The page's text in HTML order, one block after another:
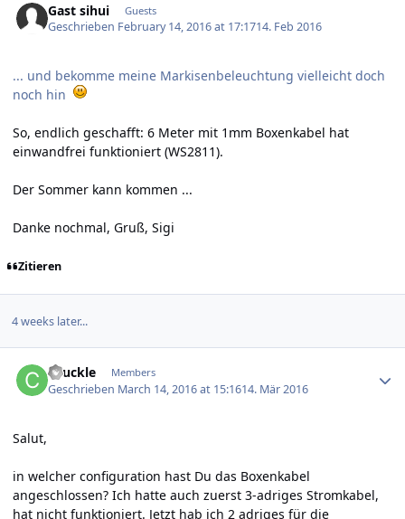
Gast sihui Guests
Geschrieben February 14, 2016 at 17:1714. Feb 2016
... und bekomme meine Markisenbeleuchtung vielleicht doch
noch hin
So, endlich geschafft: 6 Meter mit 1mm Boxenkabel hat
einwandfrei funktioniert (WS2811).
Der Sommer kann kommen ...
Danke nochmal, Gruß, Sigi
Zitieren
4 weeks later...
chuckle Members
Geschrieben March 14, 2016 at 15:1614. Mär 2016
Salut,
in welcher configuration hast Du das Boxenkabel
angeschlossen? Ich hatte auch zuerst 3-adriges Stromkabel,
hat nicht funktioniert. Jetzt hab ich 2 adriges für die